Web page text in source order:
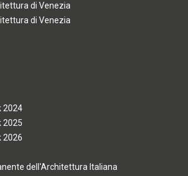
di Venezia
di Venezia
2024
2025
2026
dell'Architettura Italiana